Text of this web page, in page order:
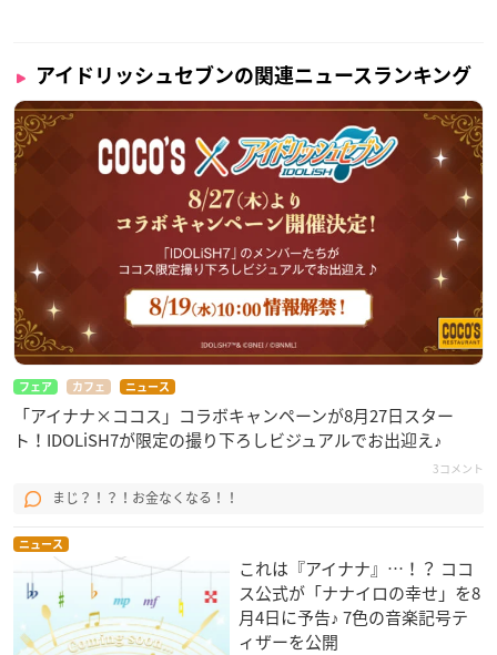
アイドリッシュセブンの関連ニュースランキング
フェア カフェ ニュース
「アイナナ×ココス」コラボキャンペーンが8月27日スター
ト！IDOLiSH7が限定の撮り下ろしビジュアルでお出迎え♪
3コメント
まじ？！？！お金なくなる！！
ニュース
これは『アイナナ』…！？ ココ
ス公式が「ナナイロの幸せ」を8
月4日に予告♪ 7色の音楽記号テ
ィザーを公開